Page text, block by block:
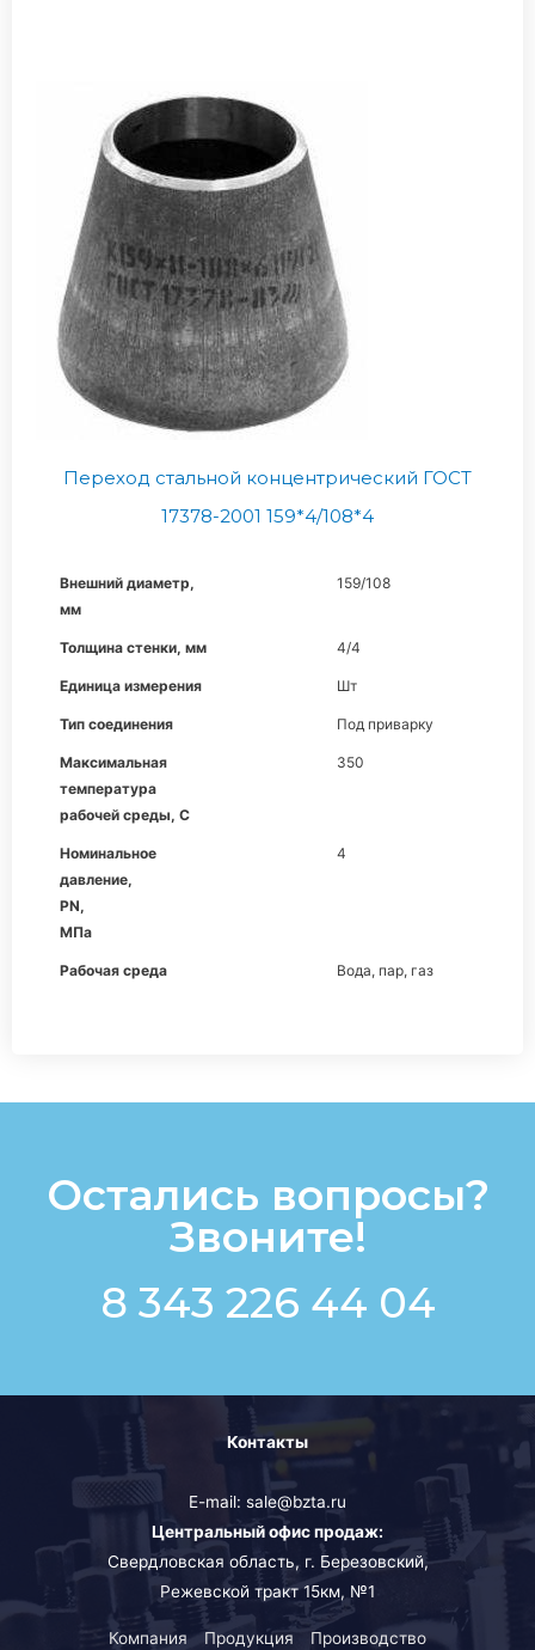
Переход стальной концентрический ГОСТ
17378-2001 159*4/108*4
Внешний диаметр,
мм
159/108
Толщина стенки, мм 4/4
Единица измерения Шт
Тип соединения Под приварку
Максимальная
температура
рабочей среды, С
350
Номинальное
давление,
PN,
МПа
4
Рабочая среда Вода, пар, газ
Остались вопросы?
Звоните!
8 343 226 44 04
Контакты
E-mail: sale@bzta.ru
Центральный офис продаж:
Свердловская область, г. Березовский,
Режевской тракт 15км, №1
Компания Продукция Производство